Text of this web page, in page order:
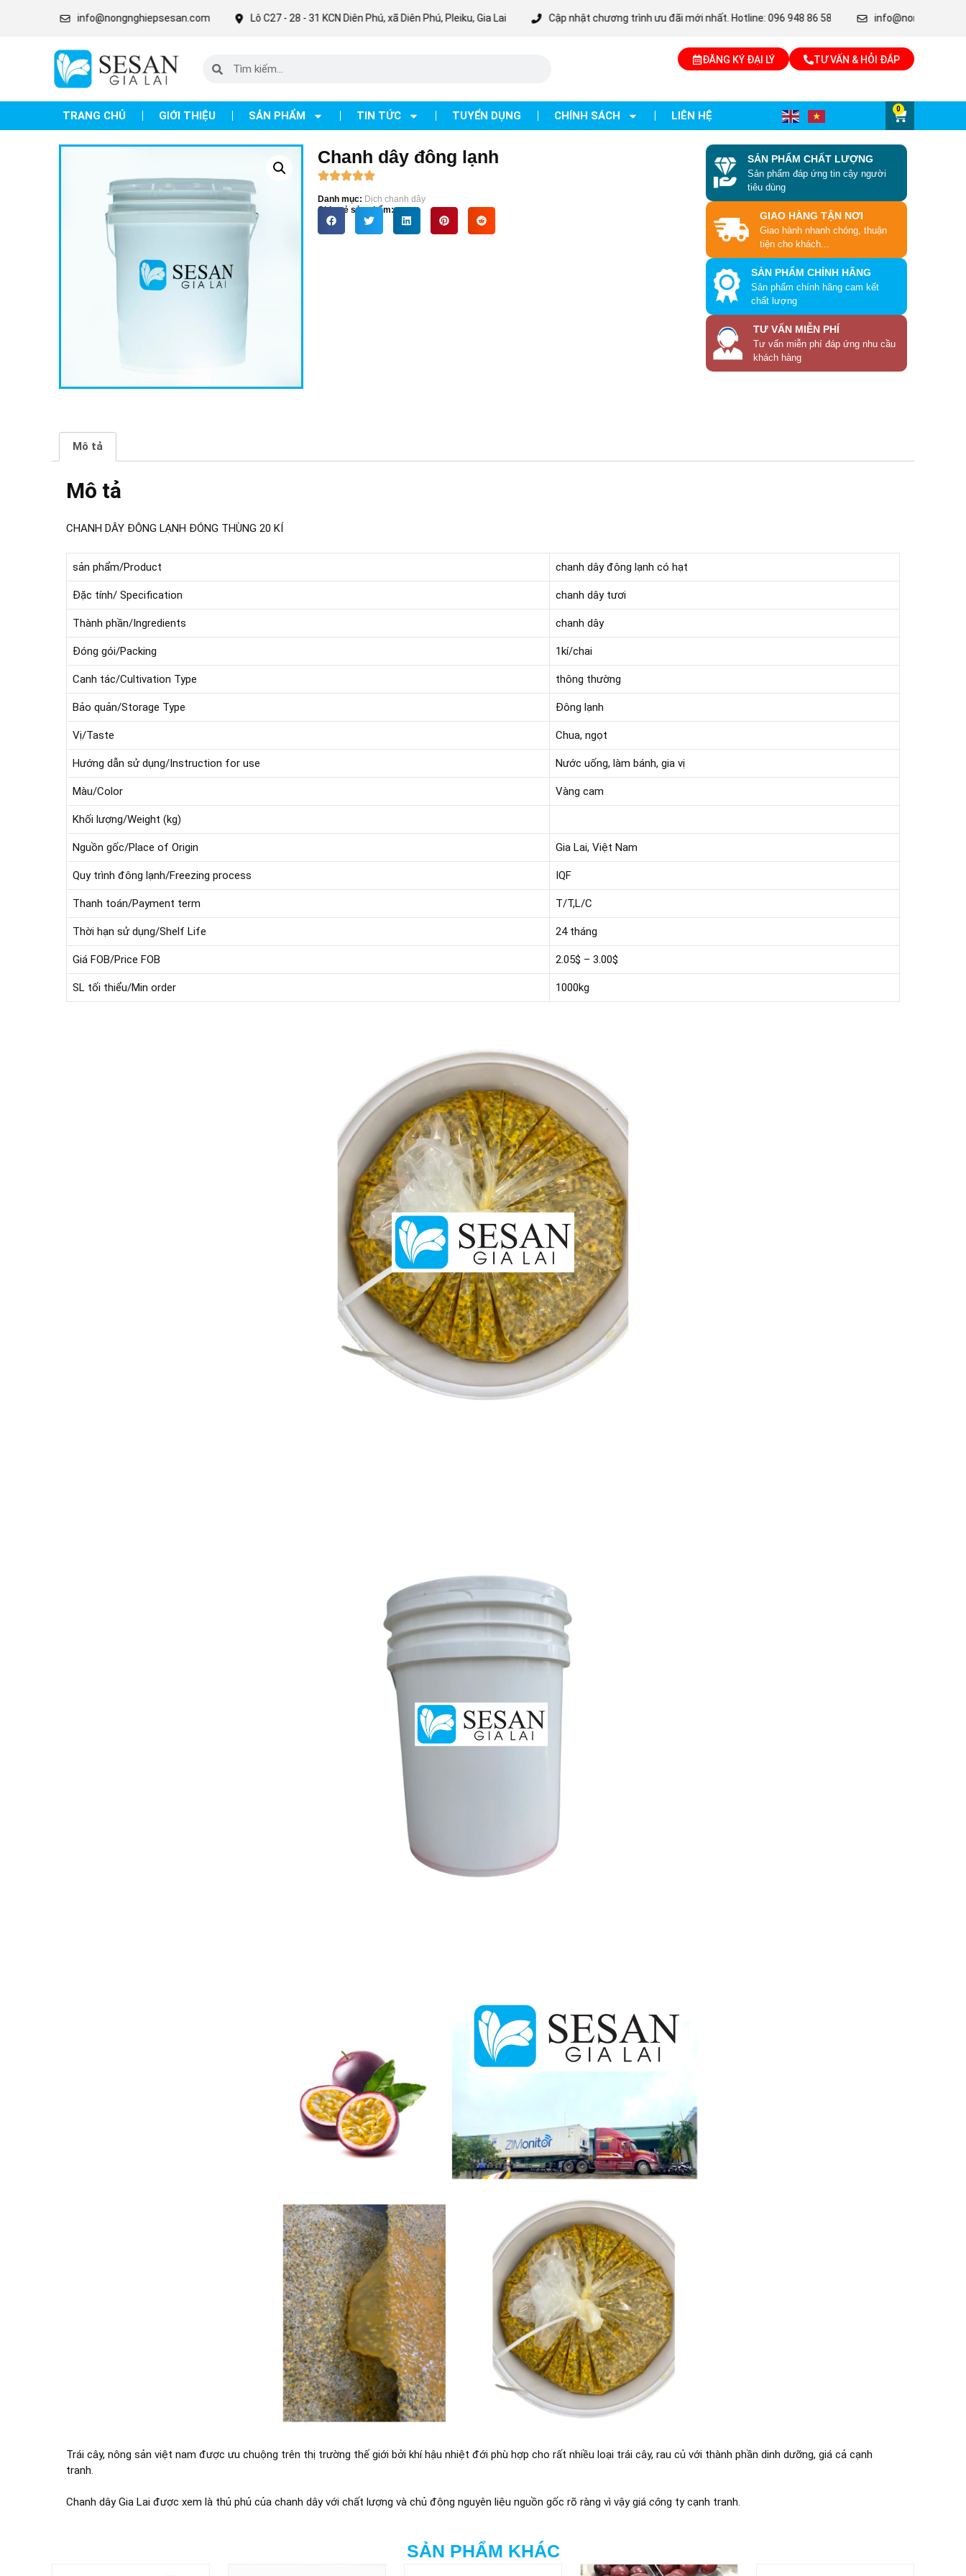
info@nongnghiepsesan.com Lô C27 - 28 - 31 KCN Diên Phú, xã Diên Phú, Pleiku, Gia Lai Cập nhật chương trình ưu đãi mới nhất. Hotline: 096 948 86 58 info@nongnghiepsesan.com
ĐĂNG KÝ ĐẠI LÝ TƯ VẤN & HỎI ĐÁP
TRANG CHỦ GIỚI THIỆU SẢN PHẨM TIN TỨC TUYỂN DỤNG CHÍNH SÁCH LIÊN HỆ
0
Chanh dây đông lạnh
Danh mục: Dịch chanh dây
Chia sẻ sản phẩm:
SẢN PHẨM CHẤT LƯỢNG
Sản phẩm đáp ứng tin cậy người
tiêu dùng
GIAO HÀNG TẬN NƠI
Giao hành nhanh chóng, thuận
tiện cho khách...
SẢN PHẨM CHÍNH HÃNG
Sản phẩm chính hãng cam kết
chất lượng
TƯ VẤN MIỄN PHÍ
Tư vấn miễn phí đáp ứng nhu cầu
khách hàng
Mô tả
Mô tả
CHANH DÂY ĐÔNG LẠNH ĐÓNG THÙNG 20 KÍ
sản phẩm/Product chanh dây đông lạnh có hạt
Đặc tính/ Specification chanh dây tươi
Thành phần/Ingredients chanh dây
Đóng gói/Packing 1kí/chai
Canh tác/Cultivation Type thông thường
Bảo quản/Storage Type Đông lạnh
Vị/Taste Chua, ngọt
Hướng dẫn sử dụng/Instruction for use Nước uống, làm bánh, gia vị
Màu/Color Vàng cam
Khối lượng/Weight (kg)
Nguồn gốc/Place of Origin Gia Lai, Việt Nam
Quy trình đông lạnh/Freezing process IQF
Thanh toán/Payment term T/T,L/C
Thời hạn sử dụng/Shelf Life 24 tháng
Giá FOB/Price FOB 2.05$ – 3.00$
SL tối thiểu/Min order 1000kg
Trái cây, nông sản việt nam được ưu chuộng trên thị trường thế giới bởi khí hậu nhiệt đới phù hợp cho rất nhiều loại trái cây, rau củ với thành phần dinh dưỡng, giá cả cạnh
tranh.
Chanh dây Gia Lai được xem là thủ phủ của chanh dây với chất lượng và chủ động nguyên liệu nguồn gốc rõ ràng vì vậy giá công ty cạnh tranh.
SẢN PHẨM KHÁC